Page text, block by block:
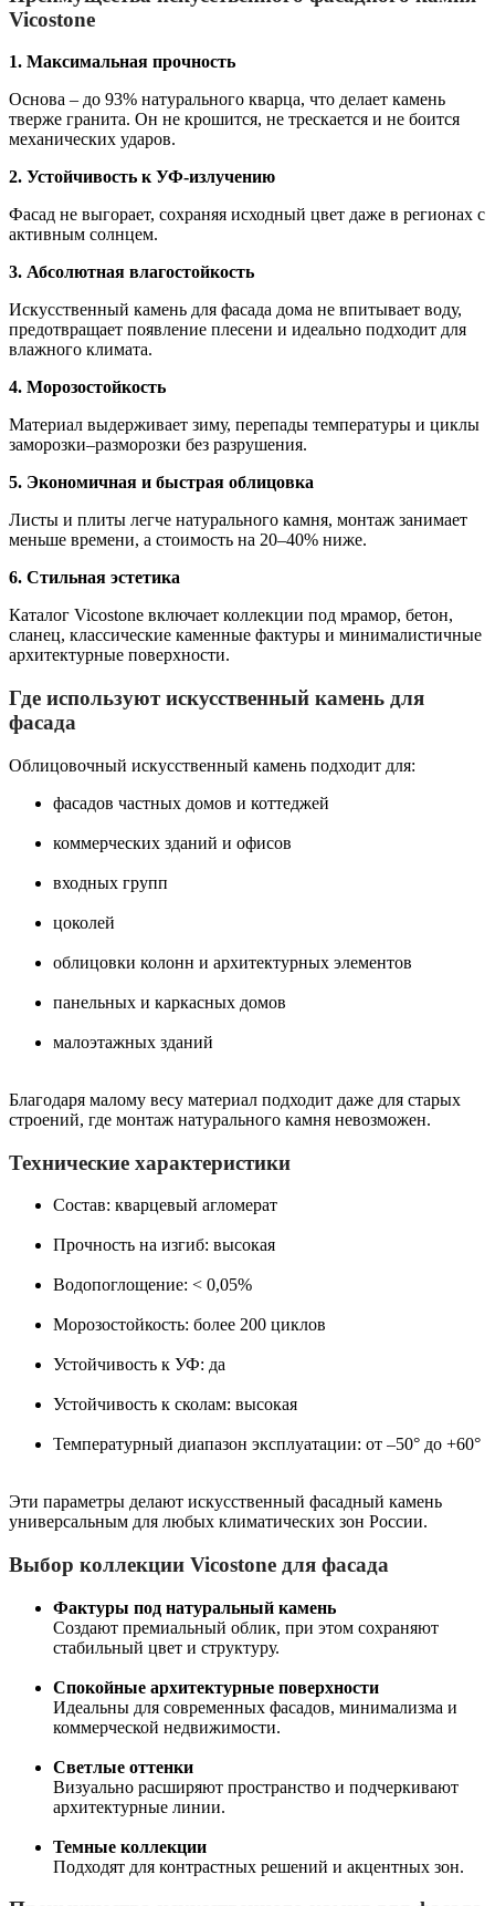
Vicostone
1. Максимальная прочность
Основа – до 93% натурального кварца, что делает камень
тверже гранита. Он не крошится, не трескается и не боится
механических ударов.
2. Устойчивость к УФ-излучению
Фасад не выгорает, сохраняя исходный цвет даже в регионах с
активным солнцем.
3. Абсолютная влагостойкость
Искусственный камень для фасада дома не впитывает воду,
предотвращает появление плесени и идеально подходит для
влажного климата.
4. Морозостойкость
Материал выдерживает зиму, перепады температуры и циклы
заморозки–разморозки без разрушения.
5. Экономичная и быстрая облицовка
Листы и плиты легче натурального камня, монтаж занимает
меньше времени, а стоимость на 20–40% ниже.
6. Стильная эстетика
Каталог Vicostone включает коллекции под мрамор, бетон,
сланец, классические каменные фактуры и минималистичные
архитектурные поверхности.
Где используют искусственный камень для
фасада
Облицовочный искусственный камень подходит для:
фасадов частных домов и коттеджей
коммерческих зданий и офисов
входных групп
цоколей
облицовки колонн и архитектурных элементов
панельных и каркасных домов
малоэтажных зданий
Благодаря малому весу материал подходит даже для старых
строений, где монтаж натурального камня невозможен.
Технические характеристики
Состав: кварцевый агломерат
Прочность на изгиб: высокая
Водопоглощение: < 0,05%
Морозостойкость: более 200 циклов
Устойчивость к УФ: да
Устойчивость к сколам: высокая
Температурный диапазон эксплуатации: от –50° до +60°
Эти параметры делают искусственный фасадный камень
универсальным для любых климатических зон России.
Выбор коллекции Vicostone для фасада
Фактуры под натуральный камень
Создают премиальный облик, при этом сохраняют
стабильный цвет и структуру.
Спокойные архитектурные поверхности
Идеальны для современных фасадов, минимализма и
коммерческой недвижимости.
Светлые оттенки
Визуально расширяют пространство и подчеркивают
архитектурные линии.
Темные коллекции
Подходят для контрастных решений и акцентных зон.